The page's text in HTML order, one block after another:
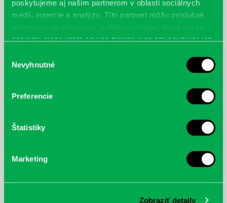
poskytujeme aj našim partnerom v oblasti sociálnych
médií, inzercie a analýzy. Títo partneri môžu príslušné
informácie skombinovať s ďalšími údajmi, ktoré ste im
poskytli, alebo ktoré od vás získali, keď ste používali ich
súhlasu
Nevyhnutné
Preferencie
Štatistiky
Marketing
Zobraziť detaily
McGrath, Andy: Tadej Pogačar:
cyklistu modernej doby:
nezastaviteľný